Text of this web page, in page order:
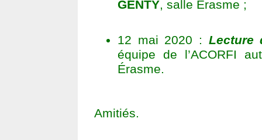
GENTY, salle Érasme ;
12 mai 2020 : Lecture
équipe de l’ACORFI
Érasme.
Amitiés.